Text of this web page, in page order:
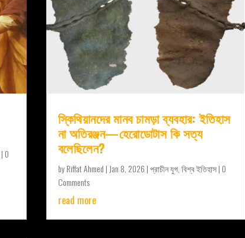
| 0
স্কিথিয়ানদের মানব চামড়া ব্যবহার: ইতিহাস
না অতিরঞ্জন—হেরোডোটাস কি সত্য
বলেছিলেন?
byRiffat Ahmed | Jan 8, 2026 |প্রাচীন যুগ, বিশ্ব ইতিহাস| 0
Comments
read more